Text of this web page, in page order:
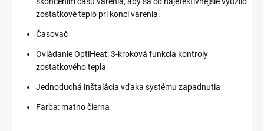
zostatkové teplo pri konci varenia.
Časovač
Ovládanie OptiHeat: 3-kroková funkcia kontroly
zostatkového tepla
Jednoduchá inštalácia vďaka systému zapadnutia
Farba: matno čierna